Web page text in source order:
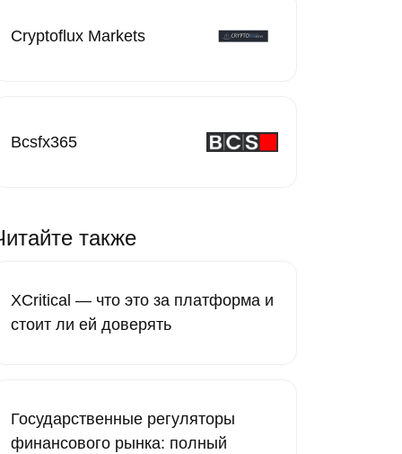
Cryptoflux Markets
Bcsfx365
также
XCritical — что это за платформа и
стоит ли ей доверять
Государственные регуляторы
финансового рынка: полный